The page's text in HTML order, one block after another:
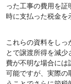
った工事の費用を証
時に支払った税金を
これらの資料をしっ
とで譲渡所得を減
費が不明な場合には
可能ですが、実際の